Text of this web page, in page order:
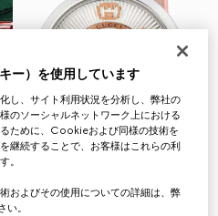
ー）を使用しています
し、サイト利用状況を分析し、弊社の
のソーシャルネットワーク上における
ために、Cookieおよび同様の技術を
継続することで、お客様はこれらの利
。
およびその使用についての詳細は、弊
い。